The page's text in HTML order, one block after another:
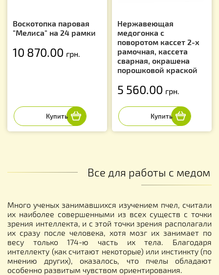
Воскотопка паровая
"Мелиса" на 24 рамки
10 870.00 грн.
Нержавеющая
медогонка с
поворотом кассет 2-х
рамочная, кассета
сварная, окрашена
порошковой краской
5 560.00 грн.
Все для работы с медом
Много ученых занимавшихся изучением пчел, считали
их наиболее совершенными из всех существ с точки
зрения интеллекта, и с этой точки зрения располагали
их сразу после человека, хотя мозг их занимает по
весу только 174-ю часть их тела. Благодаря
интеллекту (как считают некоторые) или инстинкту (по
мнению других), оказалось, что пчелы обладают
особенно развитым чувством ориентирования.